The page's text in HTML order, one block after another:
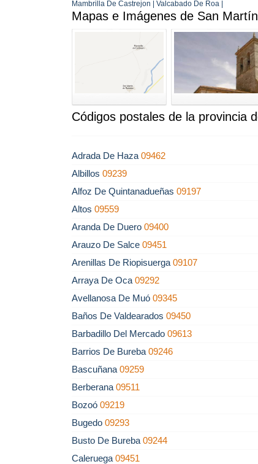
Mambrilla De Castrejon | Valcabado De Roa |
Mapas e Imágenes de San
Códigos postales de la provincia
Adrada De Haza 09462
Albillos 09239
Alfoz De Quintanadueñas 09197
Altos 09559
Aranda De Duero 09400
Arauzo De Salce 09451
Arenillas De Riopisuerga 09107
Arraya De Oca 09292
Avellanosa De Muó 09345
Baños De Valdearados 09450
Barbadillo Del Mercado 09613
Barrios De Bureba 09246
Bascuñana 09259
Berberana 09511
Bozoó 09219
Bugedo 09293
Busto De Bureba 09244
Caleruega 09451